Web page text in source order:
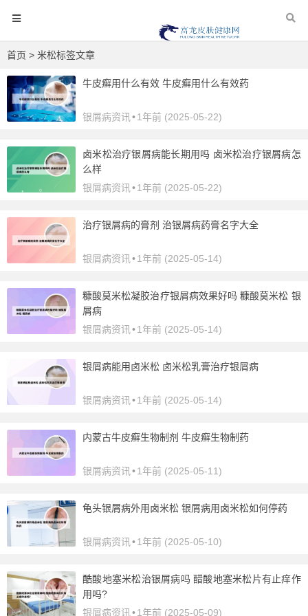
首页 > 米松标签文章
牛皮癣用什么有效 牛皮癣用什么有效药
银屑病资讯 •1年前 (2025-05-22)
卤米松治疗银屑病能长期用吗 卤米松治疗银屑病怎
么样
银屑病资讯 •1年前 (2025-05-22)
治疗银屑病的膏剂 治银屑病药膏名字大全
银屑病资讯 •1年前 (2025-05-14)
糠酸莫米松凝胶治疗银屑病效果好吗 糠酸莫米松 银
屑病
银屑病资讯 •1年前 (2025-05-14)
银屑病能用卤米松 卤米松乳膏治疗银屑病
银屑病资讯 •1年前 (2025-05-14)
内蒙古牛皮癣生物制剂 牛皮癣生物制药
银屑病资讯 •1年前 (2025-05-11)
龟头银屑病外用卤米松 银屑病用卤米松如何停药
银屑病资讯 •1年前 (2025-05-10)
酷酸地塞米松治银屑病吗 醋酸地塞米松片有止痒作
用吗?
银屑病资讯 •1年前 (2025-05-09)